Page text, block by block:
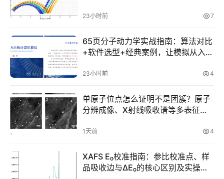
首
计
算
干
V
23小时前 7
65页分子动力学实战指南：算法对比
+软件选型+经典案例，让模拟从入门
23小时前 4
单原子位点怎么证明不是团簇？原子
分辨成像、X射线吸收谱等多表征的
1天前 4
XAFS E₀校准指南：参比校准点、样
品吸收边与ΔE₀的核心区别及实操定